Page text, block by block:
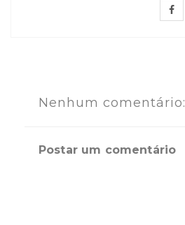
Nenhum comentário:
Postar um comentário